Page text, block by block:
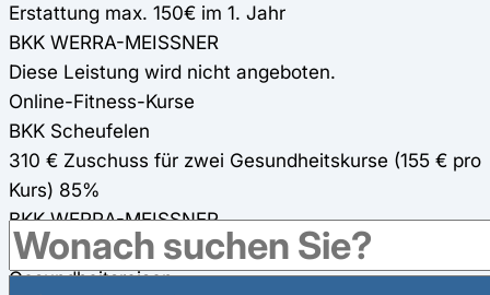
Erstattung max. 150€ im 1. Jahr
BKK WERRA-MEISSNER
Diese Leistung wird nicht angeboten.
Online-Fitness-Kurse
BKK Scheufelen
310 € Zuschuss für zwei Gesundheitskurse (155 € pro
Kurs) 85%
BKK WERRA-MEISSNER
125€ Zuschuss
Gesundheitsreisen